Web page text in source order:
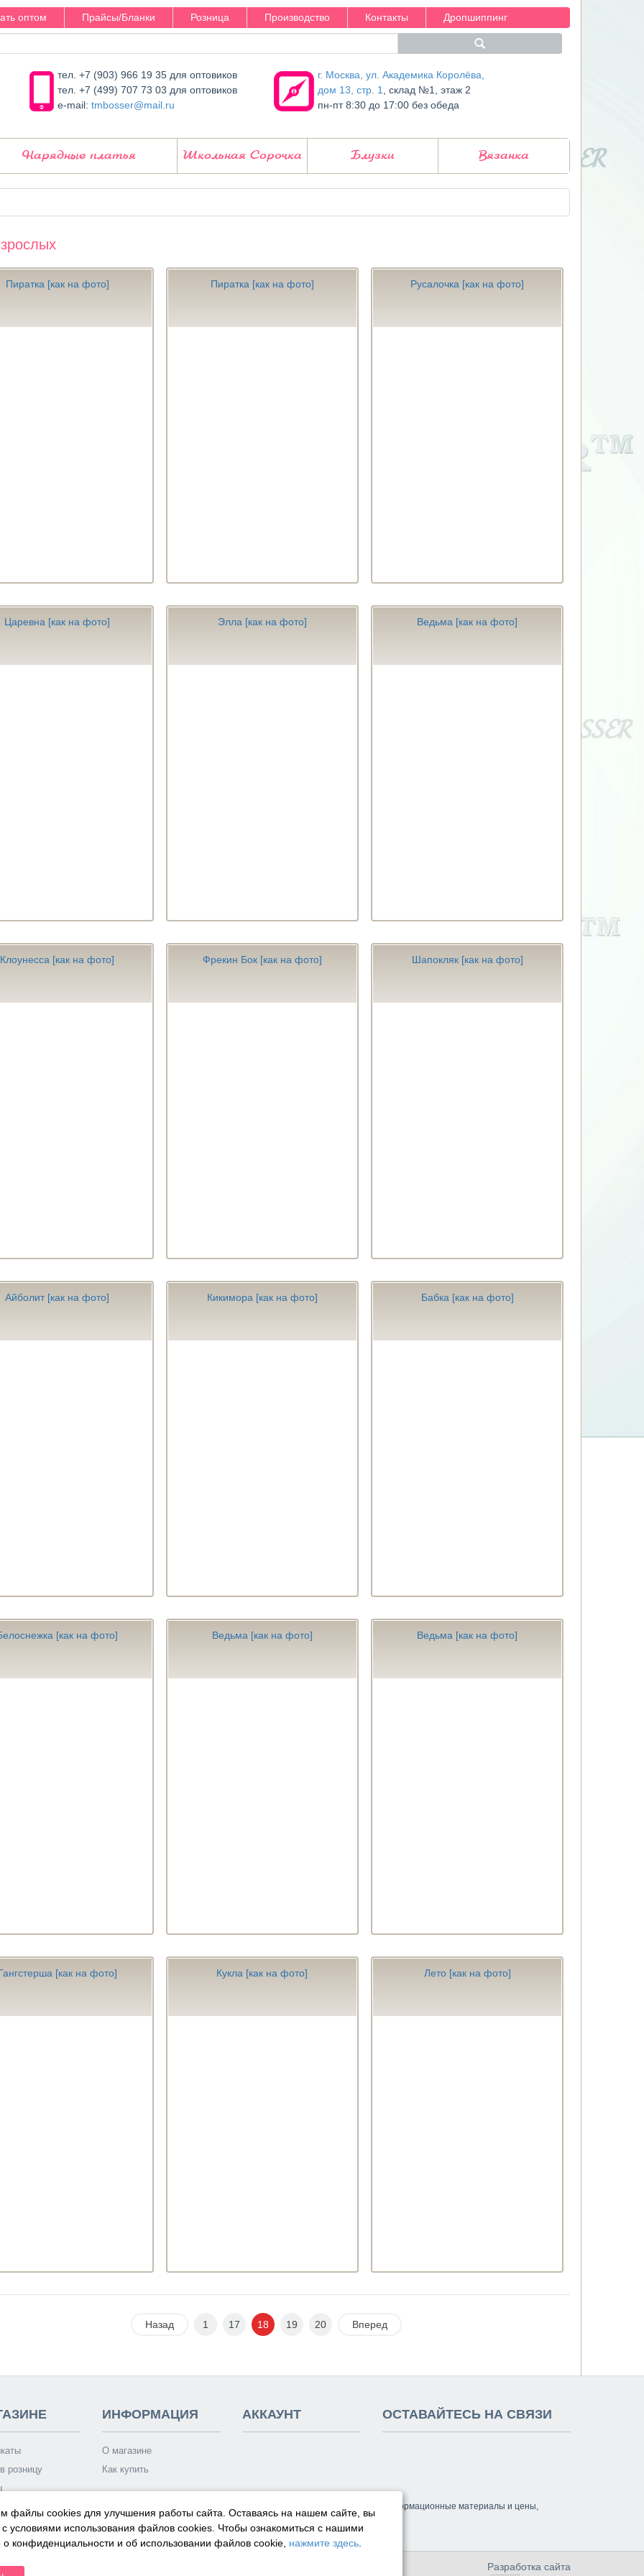
оптом Прайсы/Бланки Розница Производство Контакты Дропшиппинг
тел. +7 (903) 966 19 35 для оптовиков
тел. +7 (499) 707 73 03 для оптовиков
e-mail:tmbosser@mail.ru
г. Москва, ул. Академика Королёва,
дом 13, стр. 1
, склад №1, этаж 2
пн-пт 8:30 до 17:00 без обеда
Нарядные платья Школьная Сорочка Блузки Вязанка
Пиратка [как на фото] Пиратка [как на фото] Русалочка [как на фото]
Царевна [как на фото] Элла [как на фото] Ведьма [как на фото]
Клоунесса [как на фото] Фрекин Бок [как на фото] Шапокляк [как на фото]
Айболит [как на фото] Кикимора [как на фото] Бабка [как на фото]
[как на фото] Ведьма [как на фото] Ведьма [как на фото]
[как на фото] Кукла [как на фото] Лето [как на фото]
Назад 1 17 18 19 20 Вперед
розницу
ИНФОРМАЦИЯ
О магазине
Как купить
АККАУНТ ОСТАВАЙТЕСЬ НА СВЯЗИ
исключительно информационный характер и ни при каких условиях сам сайт, а также информационные материалы и цены,
положениями Статей 435 и 437 Гражданского кодекса РФ.
Разработка сайта
файлы cookies для улучшения работы сайта. Оставаясь на нашем сайте, вы
условиями использования файлов cookies. Чтобы ознакомиться с нашими
конфиденциальности и об использовании файлов cookie, нажмите здесь